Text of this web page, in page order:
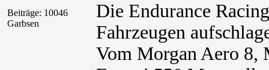
Beiträge: 10046
Garbsen
Die Endurance
Fahrzeugen
Vom Morgan Aero 8,